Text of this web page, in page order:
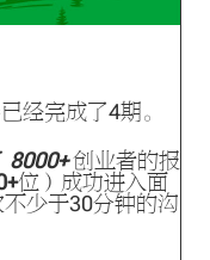
经完成了4期。
8000+创业者的报
位）成功进入面
少于30分钟的沟